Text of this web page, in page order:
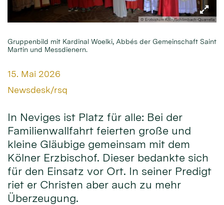
© Erzbistum Köln/Schlimbach-Quarrella
Gruppenbild mit Kardinal Woelki, Abbés der Gemeinschaft Saint
Martin und Messdienern.
Datum:
15. Mai 2026
Von:
Newsdesk/rsq
In Neviges ist Platz für alle: Bei der
Familienwallfahrt feierten große und
kleine Gläubige gemeinsam mit dem
Kölner Erzbischof. Dieser bedankte sich
für den Einsatz vor Ort. In seiner Predigt
riet er Christen aber auch zu mehr
Überzeugung.